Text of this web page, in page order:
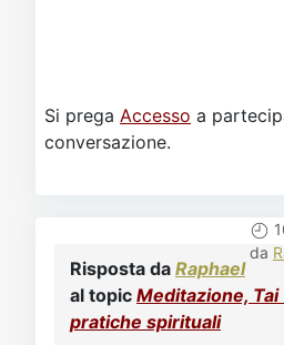
Si prega Accesso a
conversazione.
da
Risposta da Raphael
al topic Meditazione, Tai
pratiche spirituali